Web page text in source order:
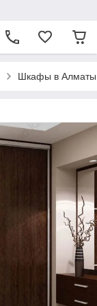
Шкафы в Алматы